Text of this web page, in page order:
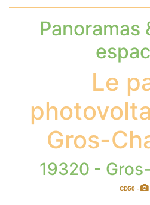
Panoramas
Le
Gros-
19320 -
CD50 -